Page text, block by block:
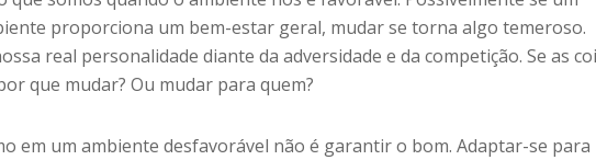
proporciona um bem-estar geral, mudar se torna algo temeroso.
real personalidade diante da adversidade e da competição. Se as
que mudar? Ou mudar para quem?
em um ambiente desfavorável não é garantir o bom. Adaptar-se para